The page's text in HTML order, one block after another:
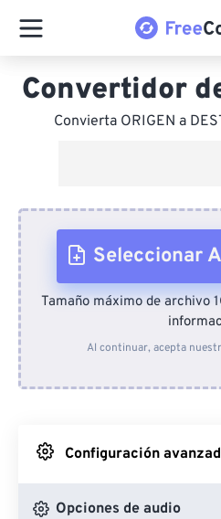
Convertidor
Convierta ORIGEN a
Seleccionar
Desde el
Desde Google
Desde
Tamaño máximo de archivo
Al continuar, acepta
Configuración
Opciones de audio